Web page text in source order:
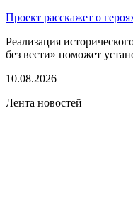
Проект расскажет о
Реализация
без вести» поможет
10.08.2026
Лента новостей